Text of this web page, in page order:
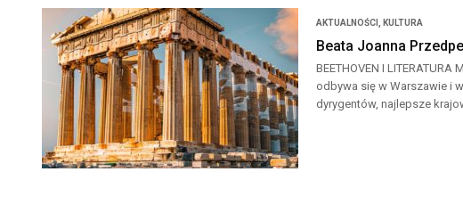
AKTUALNOŚCI KULTURA
Beata Joanna
BEETHOVEN I
odbywa się w Warszawie i
dyrygentów, najlepsze